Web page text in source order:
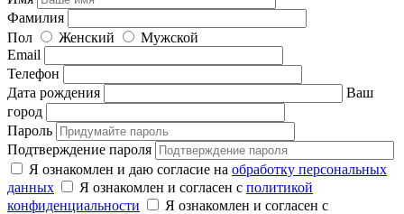
Фамилия
Пол
Женский
Мужской
Email
Телефон
Дата рождения
Ваш
город
Пароль
Подтверждение пароля
Я ознакомлен и даю согласие на обработку персональных
данных
Я ознакомлен и согласен с политикой
конфиденциальности
Я ознакомлен и согласен с